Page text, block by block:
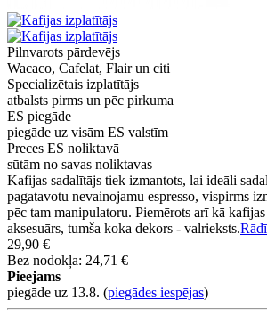
Pilnvarots pārdevējs
Wacaco, Cafelat, Flair un citi
Specializētais izplatītājs
atbalsts pirms un pēc pirkuma
ES piegāde
piegāde uz visām ES valstīm
Preces ES noliktavā
sūtām no savas noliktavas
Kafijas sadalītājs tiek izmantots, lai ideāli
pagatavotu nevainojamu espresso, vispirms
pēc tam manipulatoru. Piemērots arī kā
aksesuārs, tumša koka dekors - valrieksts.
29,90 €
Bez nodokļa: 24,71 €
Pieejams
piegāde uz 13.8. (piegādes iespējas)